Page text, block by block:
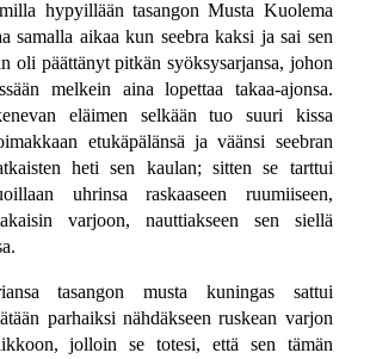
hypyillään tasangon Musta Kuolema
samalla aikaa kun seebra kaksi ja sai sen
oli päättänyt pitkän syöksysarjansa, johon
melkein aina lopettaa takaa-ajonsa.
eläimen selkään tuo suuri kissa
etukäpälänsä ja väänsi seebran
heti sen kaulan; sitten se tarttui
uhrinsa raskaaseen ruumiiseen,
varjoon, nauttiakseen sen siellä
tasangon musta kuningas sattui
parhaiksi nähdäkseen ruskean varjon
jolloin se totesi, että sen tämän